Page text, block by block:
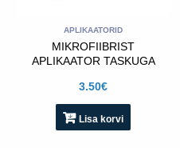
APLIKAATORID
MIKROFIIBRIST
APLIKAATOR TASKUGA
3.50€
Lisa korvi